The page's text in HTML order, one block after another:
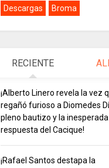
Descargas
Broma
RECIENTE
¡Alberto Linero revela la vez
regañó furioso a Diomedes
pleno bautizo y la inesperada
respuesta del Cacique!
¡Rafael Santos destapa la